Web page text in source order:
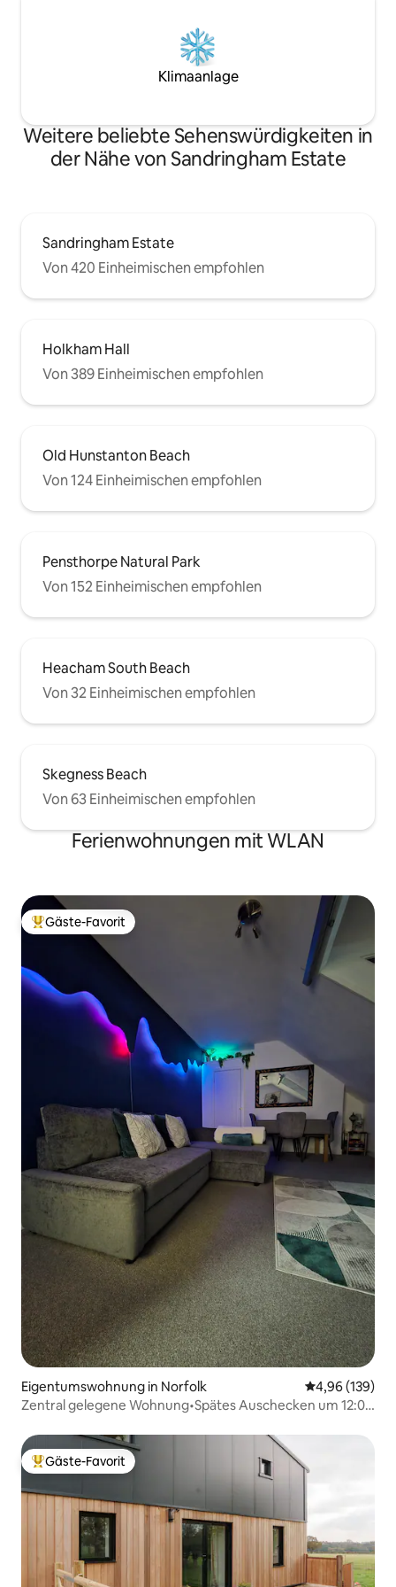
Klimaanlage
Weitere beliebte Sehenswürdigkeiten in
der Nähe von Sandringham Estate
Sandringham Estate
Von 420 Einheimischen empfohlen
Holkham Hall
Von 389 Einheimischen empfohlen
Old Hunstanton Beach
Von 124 Einheimischen empfohlen
Pensthorpe Natural Park
Von 152 Einheimischen empfohlen
Heacham South Beach
Von 32 Einheimischen empfohlen
Skegness Beach
Von 63 Einheimischen empfohlen
Ferienwohnungen mit WLAN
Beliebter Gäste-Favorit.
Gäste-Favorit
Eigentumswohnung in Norfolk
4,96 (139)
Zentral gelegene Wohnung•Spätes Auschecken um 12:00
Beliebter Gäste-Favorit.
Gäste-Favorit